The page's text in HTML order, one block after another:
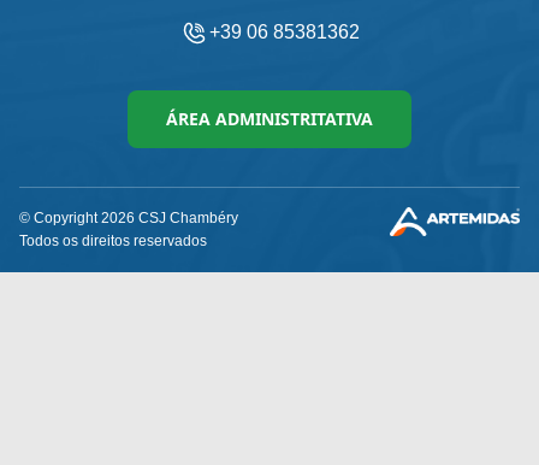
+39 06 85381362
ÁREA ADMINISTRITATIVA
© Copyright2026 CSJ Chambéry
Todos os direitos reservados